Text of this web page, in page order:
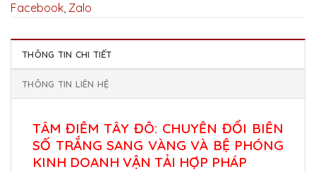
Facebook, Zalo
THÔNG TIN CHI TIẾT
THÔNG TIN LIÊN HỆ
TÂM ĐIỂM TÂY ĐÔ: CHUYỂN ĐỔI BIỂN
SỐ TRẮNG SANG VÀNG VÀ BỆ PHÓNG
KINH DOANH VẬN TẢI HỢP PHÁP